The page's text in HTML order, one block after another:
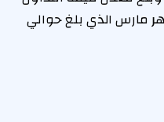
بزيادة نسبتها 59.1% عن معدل شهر مارس الذي بلغ حوالي